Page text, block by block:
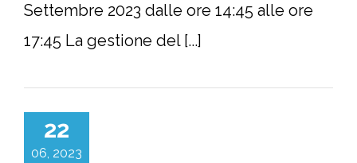
Settembre 2023 dalle ore 14:45 alle ore
17:45 La gestione del [...]
22
06, 2023